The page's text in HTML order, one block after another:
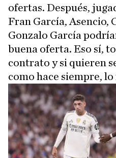
ofertas. Después,
Fran García, Asencio,
Gonzalo García
buena oferta. Eso sí,
contrato y si quieren
como hace siempre,